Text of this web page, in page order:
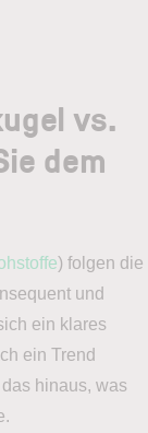
vs.
dem
) folgen die
und
ein klares
ein Trend
hinaus, was